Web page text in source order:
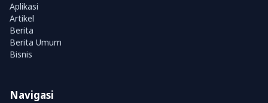
Aplikasi
Artikel
Berita
Berita Umum
Bisnis
Navigasi